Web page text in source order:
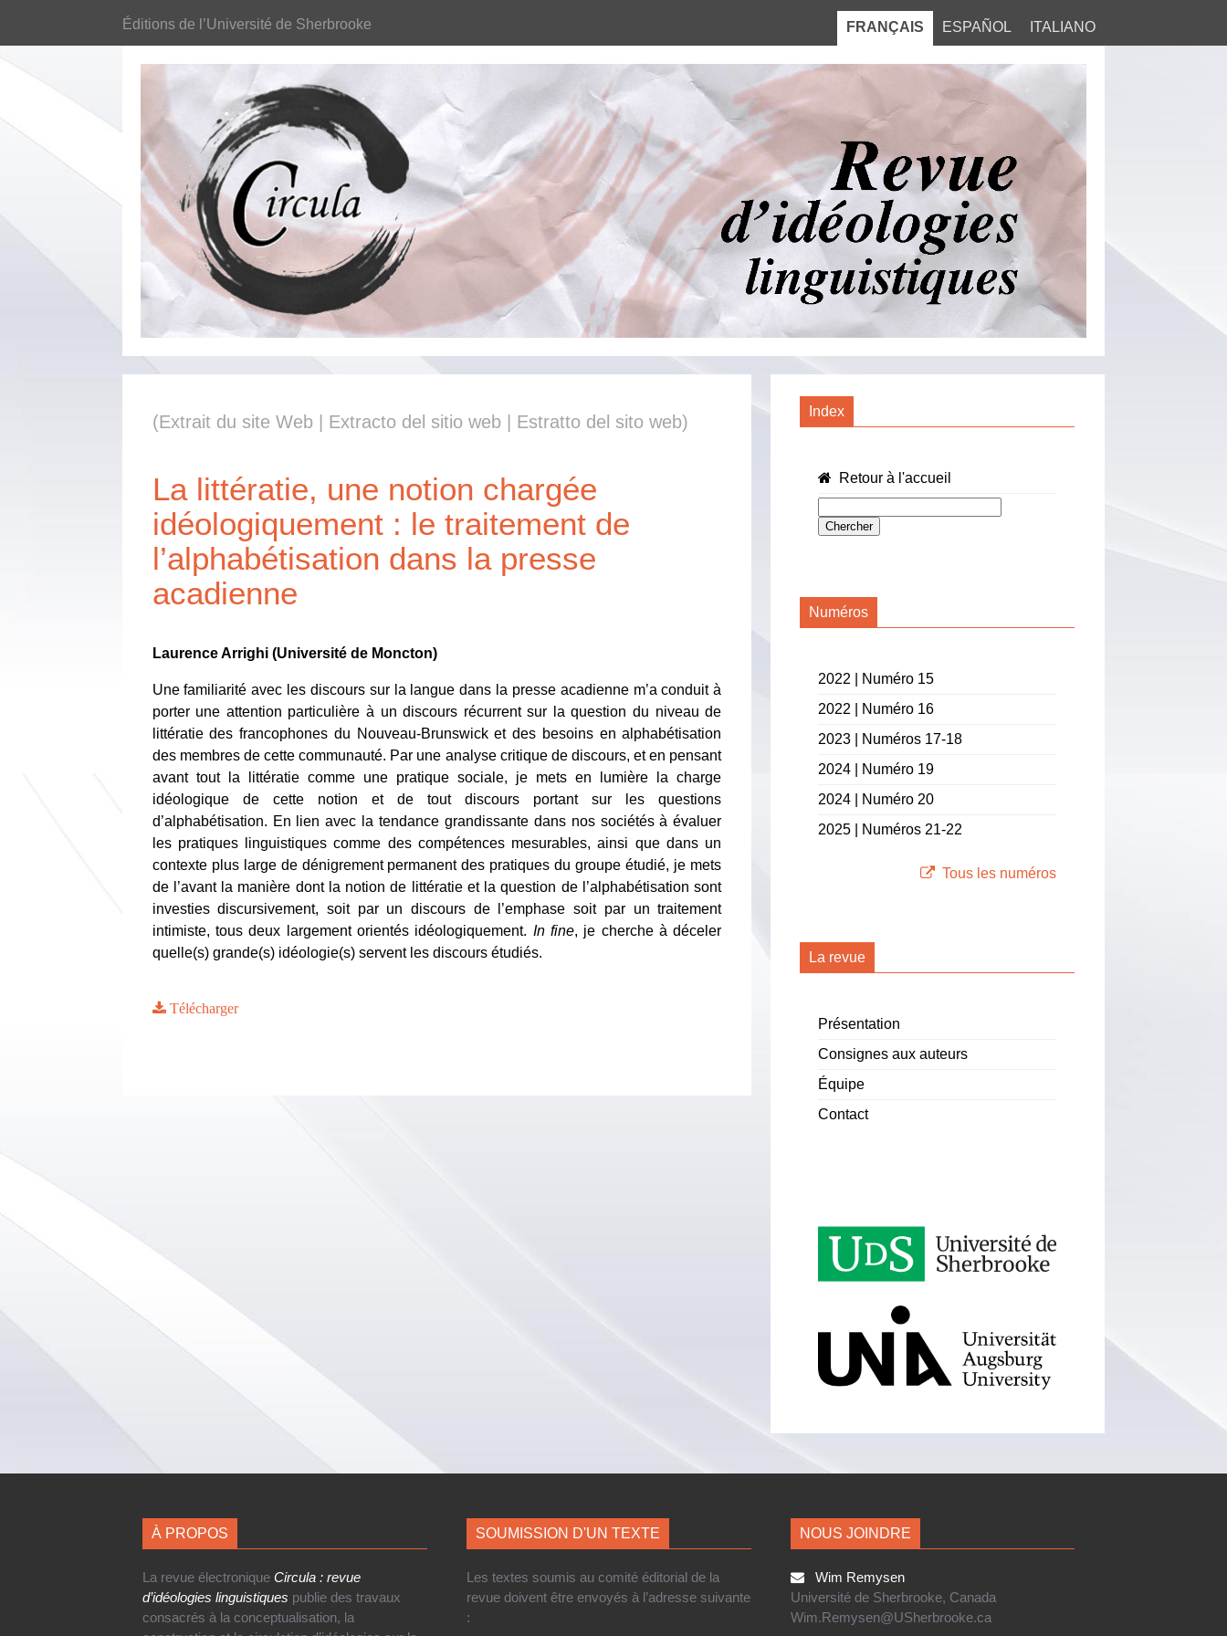
Éditions de l’Université de Sherbrooke FRANÇAIS ESPAÑOL ITALIANO
(Extrait du site Web | Extracto del sitio web | Estratto del sito web)
La littératie, une notion chargée
idéologiquement : le traitement de
l’alphabétisation dans la presse
acadienne
Laurence Arrighi (Université de Moncton)
Une familiarité avec les discours sur la langue dans la presse acadienne m’a conduit à
porter une attention particulière à un discours récurrent sur la question du niveau de
littératie des francophones du Nouveau-Brunswick et des besoins en alphabétisation
des membres de cette communauté. Par une analyse critique de discours, et en pensant
avant tout la littératie comme une pratique sociale, je mets en lumière la charge
idéologique de cette notion et de tout discours portant sur les questions
d’alphabétisation. En lien avec la tendance grandissante dans nos sociétés à évaluer
les pratiques linguistiques comme des compétences mesurables, ainsi que dans un
contexte plus large de dénigrement permanent des pratiques du groupe étudié, je mets
de l’avant la manière dont la notion de littératie et la question de l’alphabétisation sont
investies discursivement, soit par un discours de l’emphase soit par un traitement
intimiste, tous deux largement orientés idéologiquement. In fine, je cherche à déceler
quelle(s) grande(s) idéologie(s) servent les discours étudiés.
Télécharger
Index
Retour à l'accueil
Numéros
2022 | Numéro 15
2022 | Numéro 16
2023 | Numéros 17-18
2024 | Numéro 19
2024 | Numéro 20
2025 | Numéros 21-22
Tous les numéros
La revue
Présentation
Consignes aux auteurs
Équipe
Contact
À PROPOS
La revue électronique Circula : revue
d’idéologies linguistiques publie des travaux
consacrés à la conceptualisation, la
SOUMISSION D'UN TEXTE
Les textes soumis au comité éditorial de la
revue doivent être envoyés à l’adresse suivante
:
NOUS JOINDRE
Wim Remysen
Université de Sherbrooke, Canada
Wim.Remysen@USherbrooke.ca